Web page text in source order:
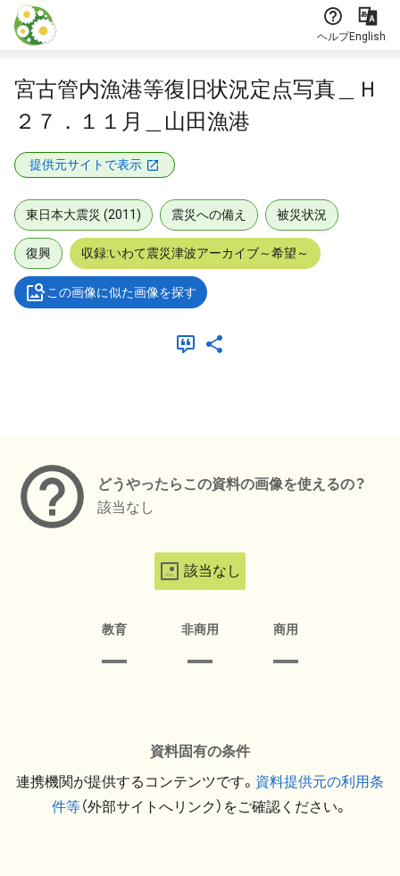
本文に飛ぶ
ヘルプEnglish
宮古管内漁港等復旧状況定点写真＿Ｈ
２７．１１月＿山田漁港
提供元サイトで表示
東日本大震災 (2011) 震災への備え 被災状況
復興 収録:いわて震災津波アーカイブ～希望～
この画像に似た画像を探す
どうやったらこの資料の画像を使えるの？
該当なし
該当なし
教育 非商用 商用
資料固有の条件
連携機関が提供するコンテンツです。 資料提供元の利用条
件等（外部サイトへリンク）をご確認ください。